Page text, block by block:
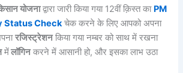
योजनाद्वारा जारी किया गया 12वीं क़िस्त का PM
Status Checkचेक करने के लिए आपको अपना
रजिस्ट्रेशनकिया गया नम्बर को साथ में रखना
मेंलॉगिनकरने में आसानी हो, और इसका लाभ उठा